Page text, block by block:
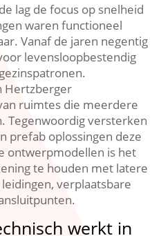
lag de focus op snelheid
waren functioneel
Vanaf de jaren negentig
levensloopbestendig
Hertzberger
ruimtes die meerdere
Tegenwoordig versterken
prefab oplossingen deze
ontwerpmodellen is het
te houden met latere
verplaatsbare
werkt in